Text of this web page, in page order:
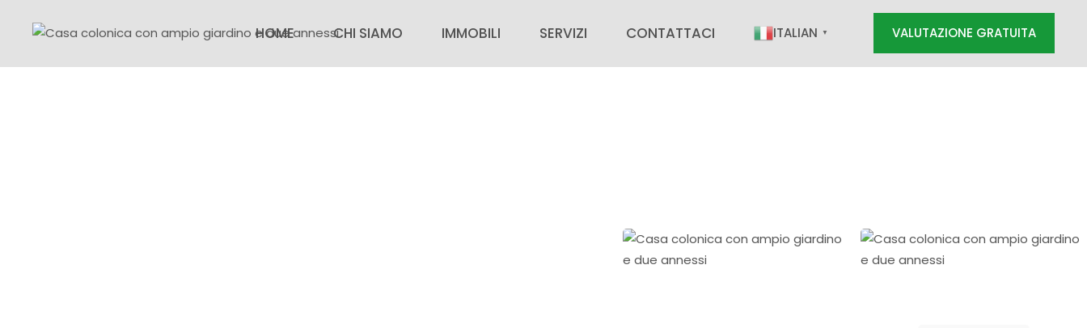
HOME CHI SIAMO IMMOBILI SERVIZI CONTATTACI ITALIAN ▼ VALUTAZIONE GRATUITA